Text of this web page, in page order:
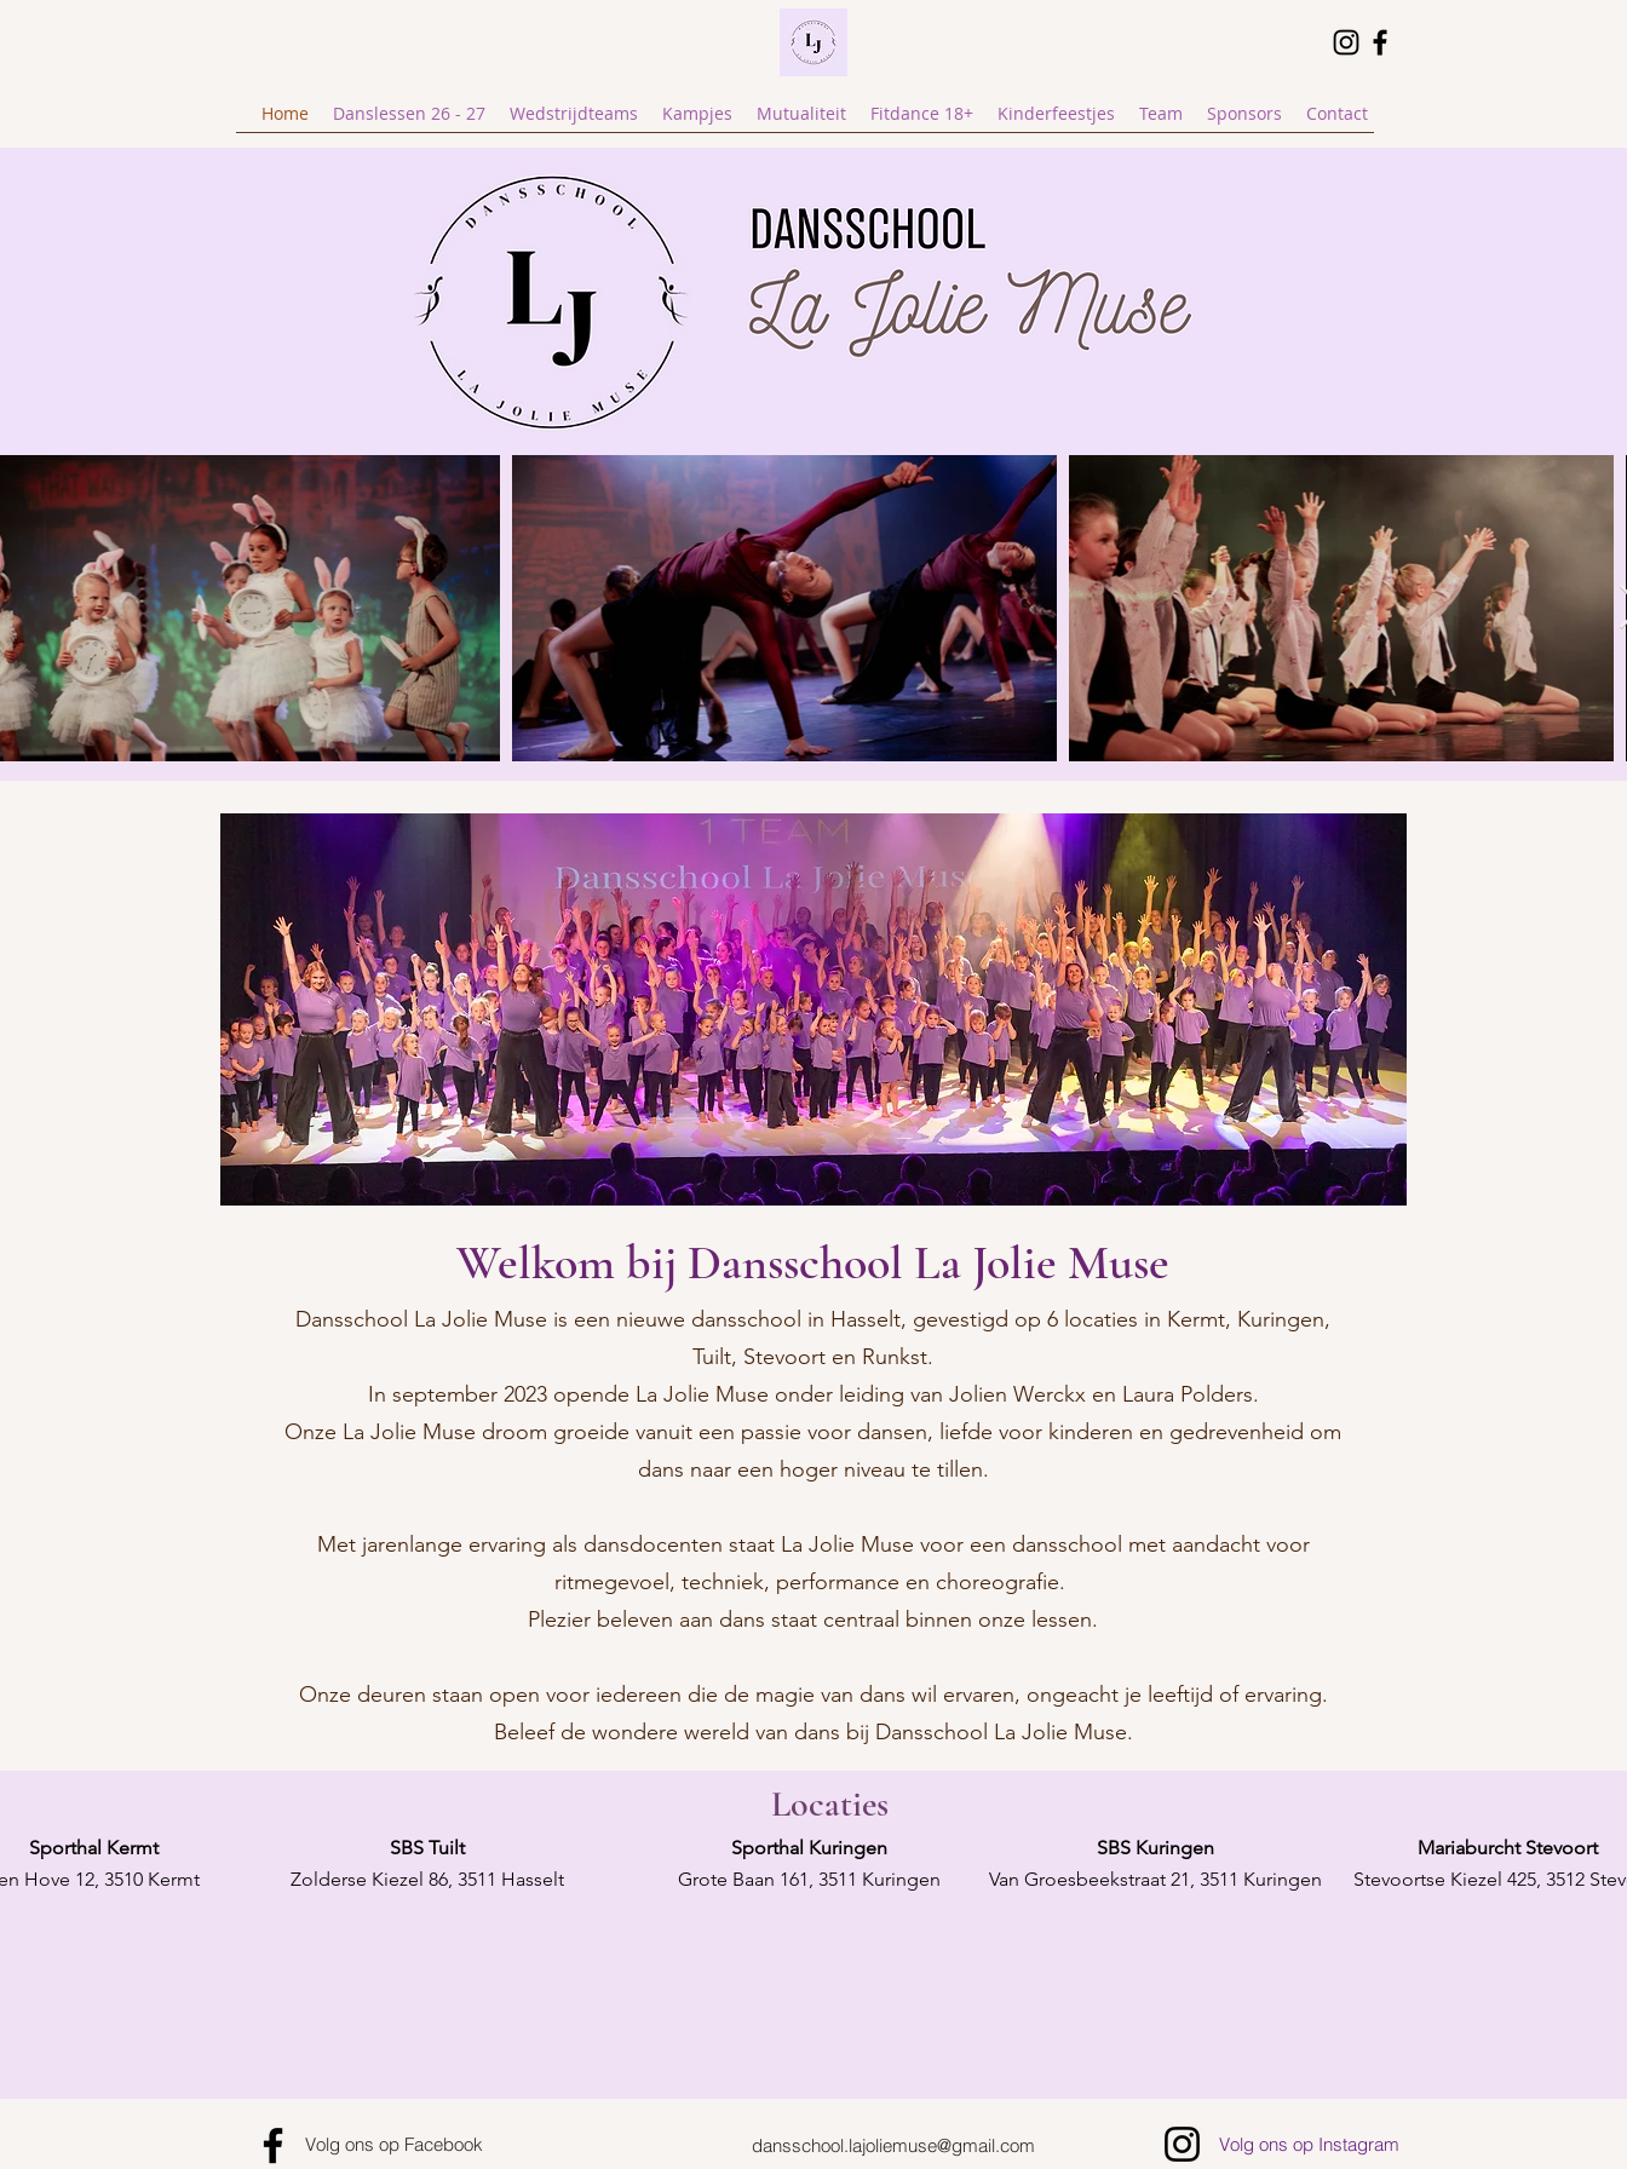
Home Danslessen 26 - 27 Wedstrijdteams Kampjes Mutualiteit Fitdance 18+ Kinderfeestjes Team Sponsors Contact
Welkom bij Dansschool La Jolie Muse
Dansschool La Jolie Muse is een nieuwe dansschool in Hasselt, gevestigd op 6 locaties in Kermt, Kuringen,
Tuilt, Stevoort en Runkst.
In september 2023 opende La Jolie Muse onder leiding van Jolien Werckx en Laura Polders.
Onze La Jolie Muse droom groeide vanuit een passie voor dansen, liefde voor kinderen en gedrevenheid om
dans naar een hoger niveau te tillen.
Met jarenlange ervaring als dansdocenten staat La Jolie Muse voor een dansschool met aandacht voor
ritmegevoel, techniek, performance en choreografie.
Plezier beleven aan dans staat centraal binnen onze lessen.
Onze deuren staan open voor iedereen die de magie van dans wil ervaren, ongeacht je leeftijd of ervaring.
Beleef de wondere wereld van dans bij Dansschool La Jolie Muse.
Locaties
Sporthal Kermt
Hove 12, 3510 Kermt
Sporthal Kuringen
Grote Baan 161, 3511 Kuringen
SBS Kuringen
Van Groesbeekstraat 21, 3511 Kuringen
SBS Tuilt
Zolderse Kiezel 86, 3511 Hasselt
Mariaburcht Stevoort
Stevoortse Kiezel 425, 3512
Volg ons op Facebook dansschool.lajoliemuse@gmail.com Volg ons op Instagram